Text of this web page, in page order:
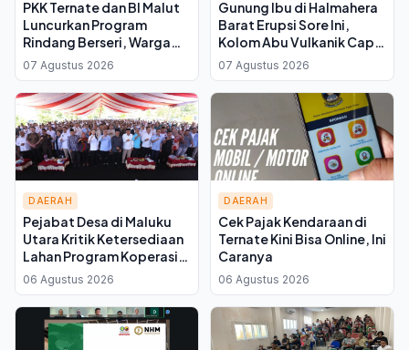
PKK Ternate dan BI Malut
Luncurkan Program
Rindang Berseri, Warga
Didorong Tanam Cabai
dan Kangkung di
Pekarangan
07 Agustus 2026
Gunung Ibu di Halmahera
Barat Erupsi Sore Ini,
Kolom Abu Vulkanik Capai
600 Meter di Atas Puncak
07 Agustus 2026
DAERAH
Pejabat Desa di Maluku
Utara Kritik Ketersediaan
Lahan Program Koperasi
Merah Putih saat Seminar
di Ternate
06 Agustus 2026
DAERAH
Cek Pajak Kendaraan di
Ternate Kini Bisa Online, Ini
Caranya
06 Agustus 2026